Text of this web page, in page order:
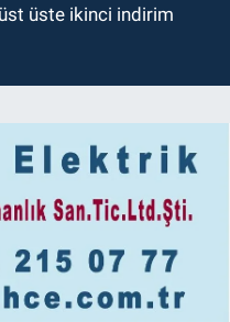
üste ikinci indirim